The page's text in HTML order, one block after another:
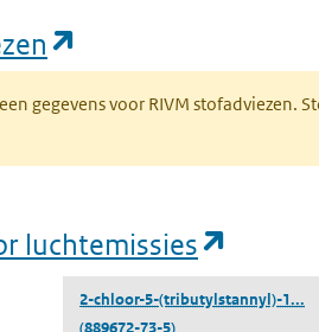
gegevens voor RIVM
luchtemissies
2-chloor-5-(tributylstannyl)-1...
(889672-73-5)